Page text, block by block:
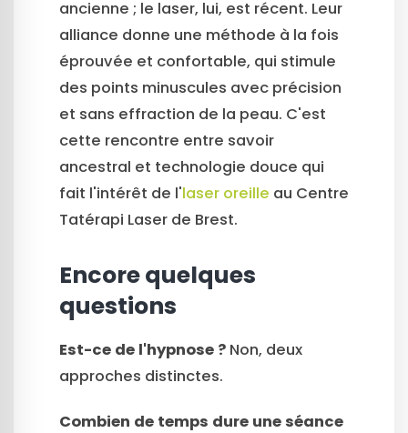
ancienne ; le laser, lui, est récent. Leur
alliance donne une méthode à la fois
éprouvée et confortable, qui stimule
des points minuscules avec précision
et sans effraction de la peau. C'est
cette rencontre entre savoir
ancestral et technologie douce qui
fait l'intérêt de l'laser oreille au Centre
Tatérapi Laser de Brest.
Encore quelques
questions
Est-ce de l'hypnose ? Non, deux
approches distinctes.
Combien de temps dure une séance